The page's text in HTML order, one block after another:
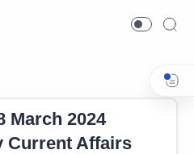
March 2024
Current Affairs